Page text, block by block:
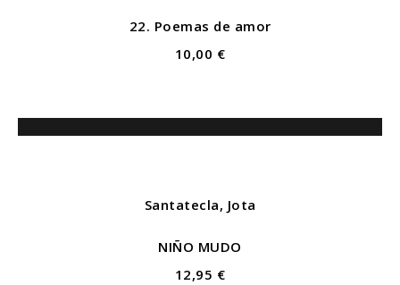
22. Poemas de amor
10,00 €
Santatecla, Jota
NIÑO MUDO
12,95 €